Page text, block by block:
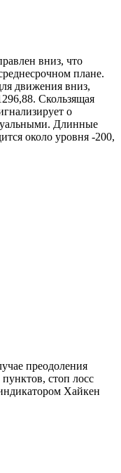
вниз, что
плане.
движения вниз,
Скользящая
о
Длинные
около уровня -200,
преодоления
стоп лосс
Хайкен